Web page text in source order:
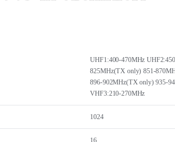
UHF1:400-470MHz
825MHz(TX only) 851-
896-902MHz(TX only) 935-
VHF3:210-270MHz
1024
16